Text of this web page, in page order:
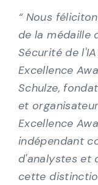
“ Nous
de la médaille
Sécurité de
Excellence
Schulze,
et
Excellence
indépendant
d'analystes et
cette